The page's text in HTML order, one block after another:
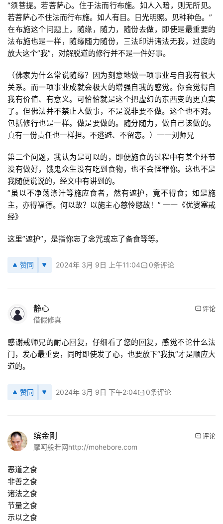
“须菩提。若菩萨心。住于法而行布施。如人入暗，则无所见。
若菩萨心不住法而行布施。如人有目。日光明照。见种种色。”
在布施这个问题上，随缘，随力，随份去做，即使是最重要的
法布施也是一样，随缘随力随份，三法印讲诸法无我，过度的
放大这个”我”，对解脱道的修行并不是一件好事。
（佛家为什么常说随缘？因为刻意地做一项事业与自我有很大
关系。而一项事业成就会极大的增强自我的感觉。你会觉得自
我有价值、有意义。可恰恰就是这个把虚幻的东西变的更真实
了。但佛法并不禁止人做事，不是说非要不做。这个也不对。
包括修行也是一样。做是要做的。随分随力，做自己该做的。
真有一份责任也一样担。不逃避、不留恋。）一一刘师兄
第二个问题，我认为是可以的，即便施食的过程中有某个环节
没有做好，饿鬼众生没有吃到食物，也不会怪罪你。这也不是
我随便说说的，经文中有讲到的。
“虽以不净荡涤汁等施应食者，然有遮护，竟不得食；如是施
主，亦得福德。何以故？以施主心慈怜愍故！” 一一《优婆塞戒
经》
这里”遮护”，是指你忘了念咒或忘了备食等等。
赞同 2024年 3月 9日 上午11:04 0条评论
静心
借假修真
评论
感谢戒师兄的耐心回复，仔细看了您的回复，感觉不论什么法
门，发心最重要，同时即使发了心，也要放下“我执”才是顺应大
道的。
赞同 2024年 3月 9日 下午2:04 0条评论
缤金刚
摩呵般若网http://mohebore.com
评论
恶道之食
非善之食
诸法之食
节量之食
示以之食